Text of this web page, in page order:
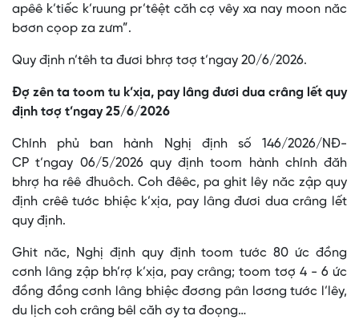
apêê k’tiếc k’ruung pr’têệt căh cợ vêy xa nay moon năc
bơơn cọop za zưm”.
Quy định n’têh ta đươi bhrợ tơợ t’ngay 20/6/2026.
Đợ zên ta toom tu k’xịa, pay lâng đươi dua crâng lết quy
định tơợ t’ngay 25/6/2026
Chính phủ ban hành Nghị định số 146/2026/NĐ-
CP t’ngay 06/5/2026 quy định toom hành chính đăh
bhrợ ha rêê đhuôch. Coh đêêc, pa ghit lêy năc zập quy
định crêê tước bhiệc k’xịa, pay lâng đươi dua crâng lết
quy định.
Ghit năc, Nghị định quy định toom tước 80 ức đồng
cơnh lâng zập bh’rợ k’xịa, pay crâng; toom tơợ 4 - 6 ức
đồng đồng cơnh lâng bhiệc đơơng pân lơơng tước l’lêy,
du lịch coh crâng bêl căh ơy ta đoọng…